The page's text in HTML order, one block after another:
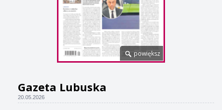
powiększ
Gazeta Lubuska
20.05.2026